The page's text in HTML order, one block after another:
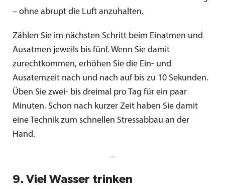
– ohne abrupt die Luft anzuhalten.
Zählen Sie im nächsten Schritt beim Einatmen und
Ausatmen jeweils bis fünf. Wenn Sie damit
zurechtkommen, erhöhen Sie die Ein- und
Ausatemzeit nach und nach auf bis zu 10 Sekunden.
Üben Sie zwei- bis dreimal pro Tag für ein paar
Minuten. Schon nach kurzer Zeit haben Sie damit
eine Technik zum schnellen Stressabbau an der
Hand.
9. Viel Wasser trinken